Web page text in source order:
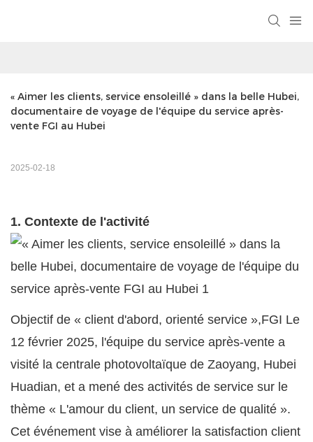
« Aimer les clients, service ensoleillé » dans la belle Hubei,
documentaire de voyage de l'équipe du service après-
vente FGI au Hubei
2025-02-18
1. Contexte de l'activité
Objectif de « client d'abord, orienté service »,FGI Le
12 février 2025, l'équipe du service après-vente a
visité la centrale photovoltaïque de Zaoyang, Hubei
Huadian, et a mené des activités de service sur le
thème « L'amour du client, un service de qualité ».
Cet événement vise à améliorer la satisfaction client